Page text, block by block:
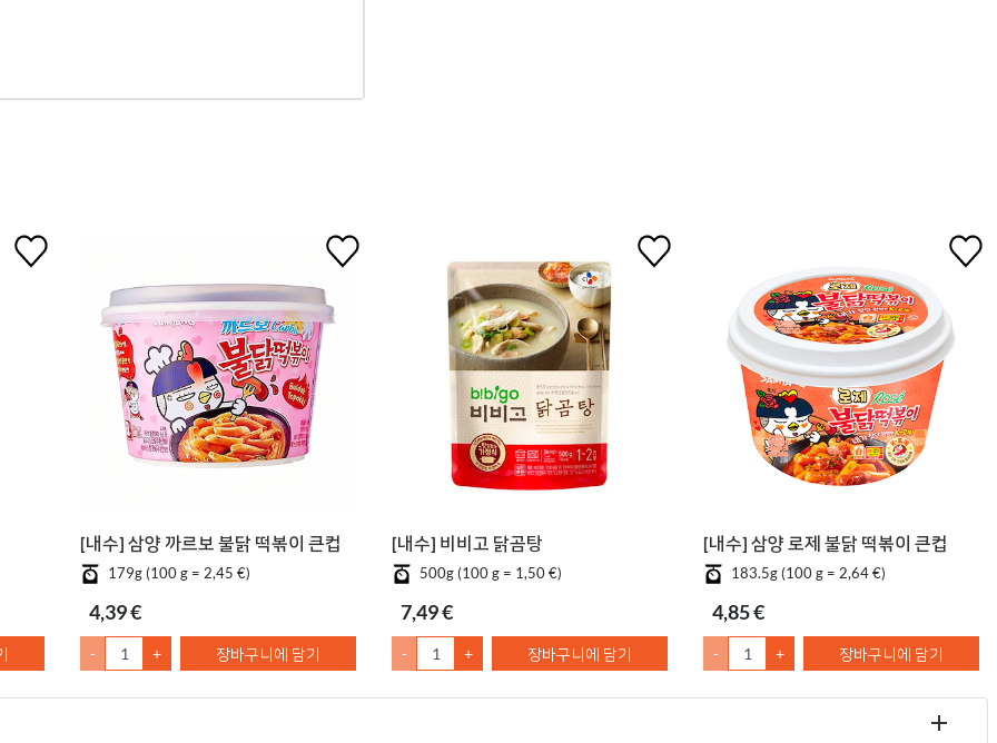
[내수] 삼양 까르보 불닭 떡볶이 큰컵
179g (100 g = 2,45 €)
4,39 €
- + 장바구니에 담기
[내수] 비비고 닭곰탕
500g (100 g = 1,50 €)
7,49 €
- + 장바구니에 담기
[내수] 삼양 로제 불닭 떡볶이 큰컵
183.5g (100 g = 2,64 €)
4,85 €
- + 장바구니에 담기